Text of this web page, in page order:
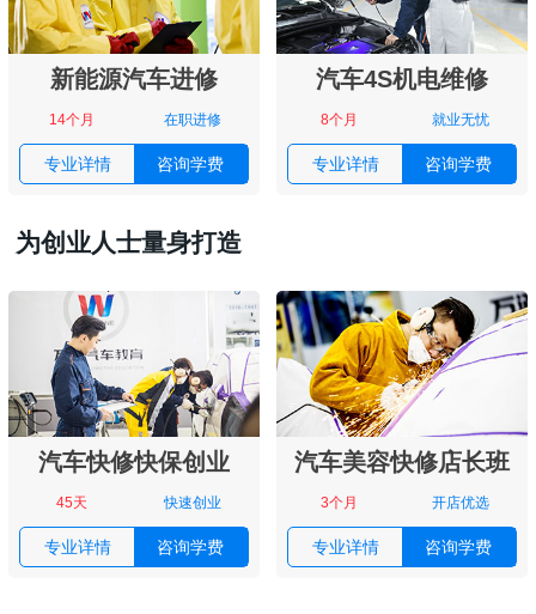
新能源汽车进修
14个月 在职进修
专业详情 咨询学费
汽车4S机电维修
8个月 就业无忧
专业详情 咨询学费
为创业人士量身打造
汽车快修快保创业
45天 快速创业
专业详情 咨询学费
汽车美容快修店长班
3个月 开店优选
专业详情 咨询学费